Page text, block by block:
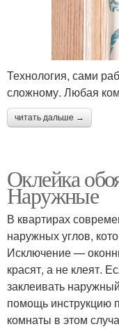
Технология, сами
сложному. Любая
читать дальше →
Оклейка
Наружные
В квартирах
наружных углов,
Исключение —
красят, а не клеят.
заклеивать
помощь инструкцию
комнаты в этом